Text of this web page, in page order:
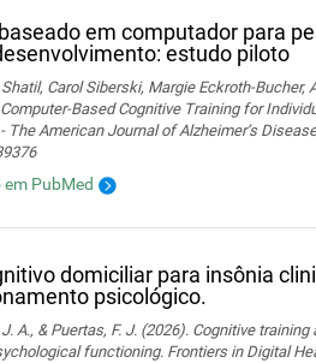
em computador para
estudo piloto
Carol Siberski, Margie Eckroth-Bucher,
Based Cognitive Training for
The American Journal of Alzheimer’s
PubMed
domiciliar para insônia
psicológico.
A., & Puertas, F. J. (2026). Cognitive
functioning. Frontiers in Digital